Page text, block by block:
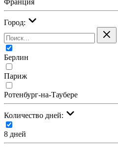
Город:
Берлин
Париж
Ротенбург-на-Таубере
Количество дней:
8 дней